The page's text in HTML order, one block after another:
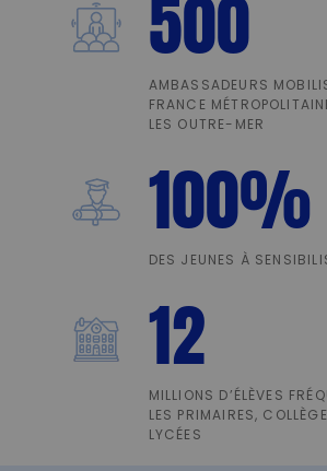
AMBASSADEURS
FRANCE
LES OUTRE-MER
100%
DES JEUNES À
12
MILLIONS D’ÉLÈVES
LES PRIMAIRES,
LYCÉES